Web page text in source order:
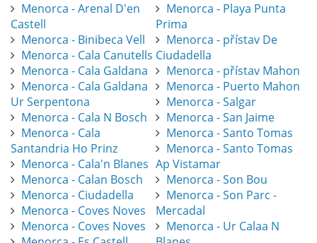
Menorca - Arenal D'en
Castell
Menorca - Binibeca Vell
Menorca - Cala Canutells
Menorca - Cala Galdana
Menorca - Cala Galdana
Ur Serpentona
Menorca - Cala N Bosch
Menorca - Cala
Santandria Ho Prinz
Menorca - Cala'n Blanes
Menorca - Calan Bosch
Menorca - Ciudadella
Menorca - Coves Noves
Menorca - Coves Noves
Menorca - Playa Punta
Prima
Menorca - přístav De
Ciudadella
Menorca - přístav Mahon
Menorca - Puerto Mahon
Menorca - Salgar
Menorca - San Jaime
Menorca - Santo Tomas
Menorca - Santo Tomas
Ap Vistamar
Menorca - Son Bou
Menorca - Son Parc -
Mercadal
Menorca - Ur Calaa N